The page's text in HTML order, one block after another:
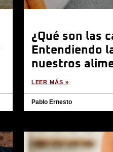
¿Qué son las
Entendiendo
nuestros
LEER MÁS »
Pablo Ernesto